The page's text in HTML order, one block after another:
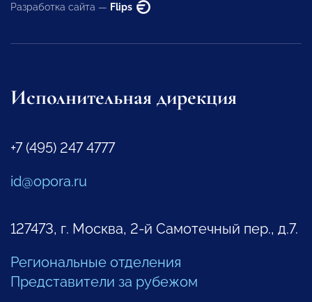
Разработка сайта — Flips
Исполнительная дирекция
+7 (495) 247 4777
id@opora.ru
127473, г. Москва, 2-й Самотечный пер., д.7.
Региональные отделения
Представители за рубежом